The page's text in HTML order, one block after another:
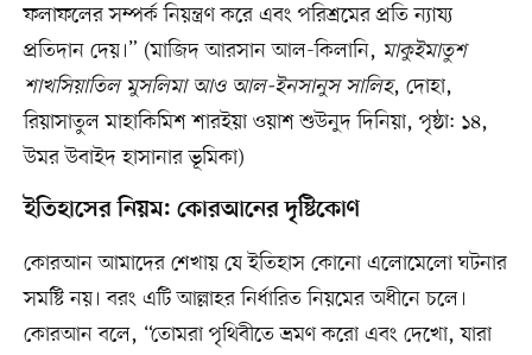
ফলাফলের সম্পর্ক নিয়ন্ত্রণ করে এবং পরিশ্রমের প্রতি ন্যায্য
প্রতিদান দেয়।” (মাজিদ আরসান আল-কিলানি, মাকুইমাতুশ
শাখসিয়াতিল মুসলিমা আও আল-ইনসানুস সালিহ, দোহা,
রিয়াসাতুল মাহাকিমিশ শারইয়া ওয়াশ শুউনুদ দিনিয়া, পৃষ্ঠা: ১৪,
উমর উবাইদ হাসানার ভূমিকা)
ইতিহাসের নিয়ম: কোরআনের দৃষ্টিকোণ
কোরআন আমাদের শেখায় যে ইতিহাস কোনো এলোমেলো ঘটনার
সমষ্টি নয়। বরং এটি আল্লাহর নির্ধারিত নিয়মের অধীনে চলে।
কোরআন বলে, “তোমরা পৃথিবীতে ভ্রমণ করো এবং দেখো, যারা